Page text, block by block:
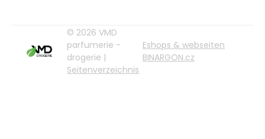
© 2026 VMD
parfumerie -
drogerie |
Seitenverzeichnis
Eshops & webseiten
BINARGON.cz